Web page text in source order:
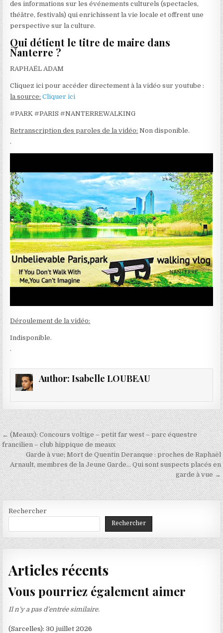
des informations sur les événements culturels (spectacles,
théâtre, festivals) qui enrichissent la vie locale et offrent une
perspective sur la culture.
Qui détient le titre de maire dans
Nanterre ?
RAPHAËL ADAM
Cliquez ici pour accéder directement à la vidéo sur youtube :
la source: Cliquer ici
#PARK #PARIS #NANTERREWALKING
Retranscription des paroles de la vidéo: Non disponible.
.
Déroulement de la vidéo:
Indisponible.
.
Author: Isabelle LOUBEAU
Navigation
de
l’article
← (Meaux): Concours voltige – petit far west – parc équestre
francilien – club hippique de meaux
Garde à vue; Mort de Quentin Deranque : proches de Raphaël
Arnault, membres de la Jeune Garde… Qui sont suspects placés en
garde à vue →
Rechercher
Rechercher
Articles récents
Vous pourriez également aimer
Il n’y a pas d’entrée similaire.
(Sarcelles): 30 juillet 2026